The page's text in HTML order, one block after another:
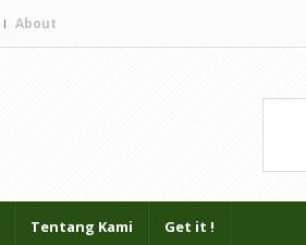
About
Tentang Kami Get it !